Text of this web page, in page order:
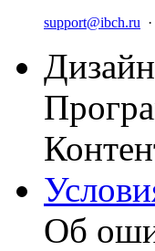
support@ibch.ru ·
Об